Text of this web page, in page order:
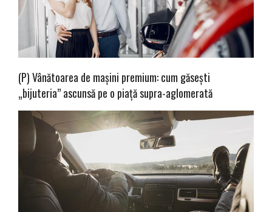
(P) Vânătoarea de mașini premium: cum găsești
„bijuteria” ascunsă pe o piață supra-aglomerată